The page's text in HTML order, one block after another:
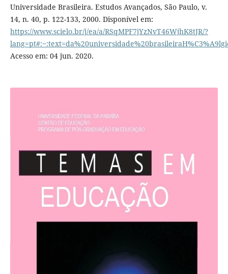
Universidade Brasileira. Estudos Avançados, São Paulo, v.
14, n. 40, p. 122-133, 2000. Disponível em:
https://www.scielo.br/j/ea/a/RSqMPF7jYzNvT46WjhK8tJR/?
Acesso em: 04 jun. 2020.